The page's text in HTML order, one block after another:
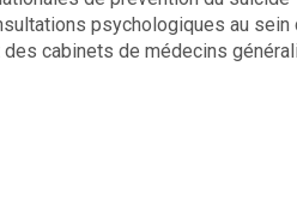
psychologiques au
cabinets de médecins